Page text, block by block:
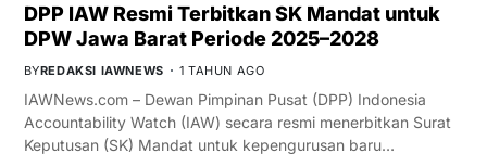
DPP IAW Resmi Terbitkan SK Mandat untuk
DPW Jawa Barat Periode 2025–2028
BYREDAKSI IAWNEWS 1 TAHUN AGO
IAWNews.com – Dewan Pimpinan Pusat (DPP) Indonesia
Accountability Watch (IAW) secara resmi menerbitkan Surat
Keputusan (SK) Mandat untuk kepengurusan baru…